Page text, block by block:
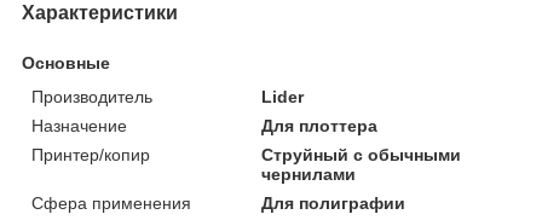
Характеристики
Основные
Производитель
Lider
Назначение
Для плоттера
Принтер/копир
Струйный с обычными
чернилами
Сфера применения
Для полиграфии